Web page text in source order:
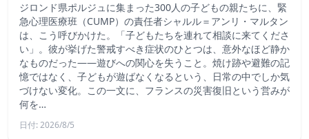
ジロンド県ポルジュに集まった300人の子どもの親たちに、緊
急心理医療班（CUMP）の責任者シャルル＝アンリ・マルタン
は、こう呼びかけた。「子どもたちを連れて相談に来てくださ
い」。彼が挙げた警戒すべき症状のひとつは、意外なほど静か
なものだった――遊びへの関心を失うこと。焼け跡や避難の記
憶ではなく、子どもが遊ばなくなるという、日常の中でしか気
づけない変化。この一文に、フランスの災害復旧という営みが
何を…
日付: 2026/8/5